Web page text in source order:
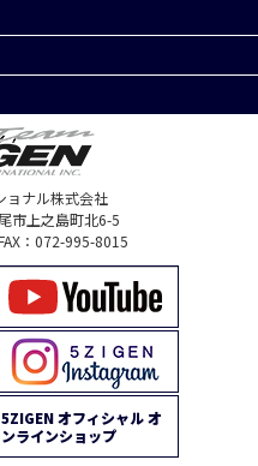
ョナル株式会社
市上之島町北6-5
：072-995-8015
5ZIGEN オフィシャル オ
ンラインショップ